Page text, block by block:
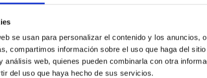
se usan para personalizar el contenido y los anuncios,
compartimos información sobre el uso que haga del
análisis web, quienes pueden combinarla con otra
del uso que haya hecho de sus servicios.
II -
CIUDADES PATRIMONIO III -
TARRAGONA